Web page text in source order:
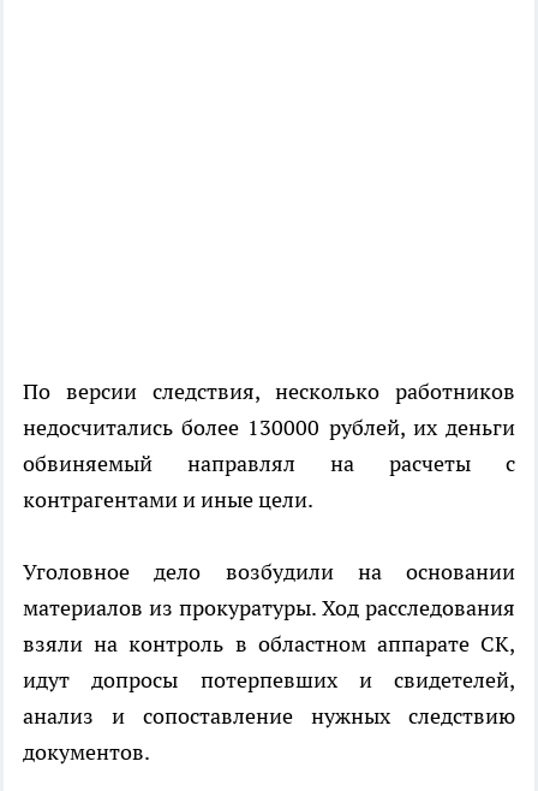
По версии следствия, несколько работников
недосчитались более 130000 рублей, их деньги
обвиняемый направлял на расчеты с
контрагентами и иные цели.
Уголовное дело возбудили на основании
материалов из прокуратуры. Ход расследования
взяли на контроль в областном аппарате СК,
идут допросы потерпевших и свидетелей,
анализ и сопоставление нужных следствию
документов.